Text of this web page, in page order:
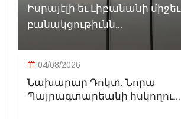
Իսրայէլի եւ Լիբանանի միջեւ
բանակցութիւնն...
04/08/2026
Նախարար Դոկտ. Նորա
Պայրագտարեանի հսկողու...